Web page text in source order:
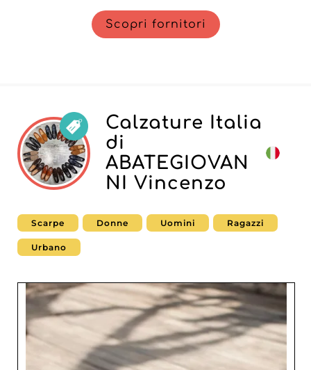
Scopri fornitori
Calzature Italia
di
ABATEGIOVAN
NI Vincenzo
Scarpe Donne Uomini Ragazzi
Urbano